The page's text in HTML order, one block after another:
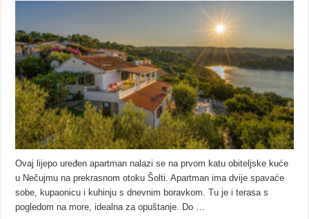
Ovaj lijepo uređen apartman nalazi se na prvom katu obiteljske kuće
u Nečujmu na prekrasnom otoku Šolti. Apartman ima dvije spavaće
sobe, kupaonicu i kuhinju s dnevnim boravkom. Tu je i terasa s
pogledom na more, idealna za opuštanje. Do …